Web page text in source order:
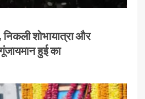
निकली शोभायात्रा और
हुई का